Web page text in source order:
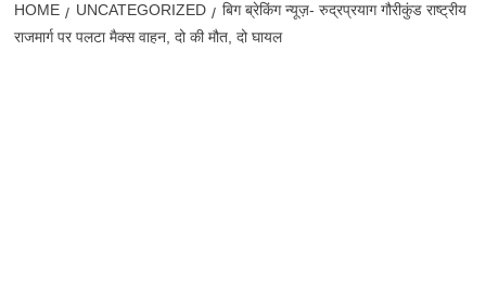
HOME UNCATEGORIZED
बिग ब्रेकिंग न्यूज़- रुद्रप्रयाग गौरीकुंड राष्ट्रीय
राजमार्ग पर पलटा मैक्स वाहन, दो की मौत, दो घायल